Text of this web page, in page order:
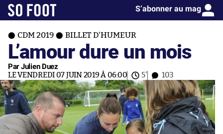
S’abonner au mag
CDM 2019 BILLET D'HUMEUR
L’amour dure un mois
Par Julien Duez
LE VENDREDI 07 JUIN 2019 À 06:00 5' 103